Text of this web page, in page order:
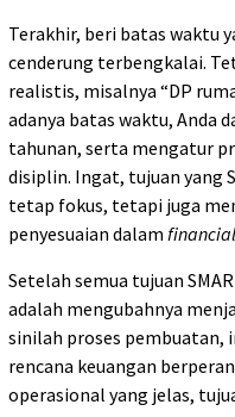
Terakhir, beri batas waktu
cenderung terbengkalai.
realistis, misalnya “DP
adanya batas waktu, Anda
tahunan, serta mengatur
disiplin. Ingat, tujuan yang
tetap fokus, tetapi juga
penyesuaian dalam
Setelah semua tujuan
adalah mengubahnya
sinilah proses pembuatan,
rencana keuangan
operasional yang jelas,